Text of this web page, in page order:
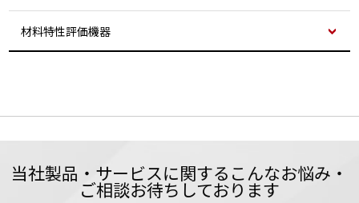
材料特性評価機器
当社製品・サービスに関するこんなお悩み・
ご相談お待ちしております